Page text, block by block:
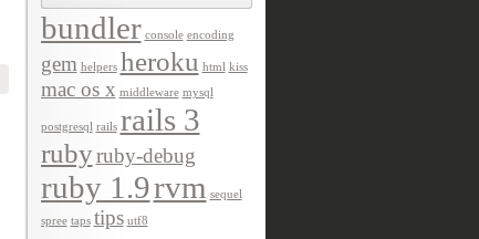
bundler console encoding
gem helpers heroku html kiss
mac os x middleware mysql
postgresql rails rails 3
rubyruby-debug
ruby 1.9rvm sequel
spree taps tips utf8